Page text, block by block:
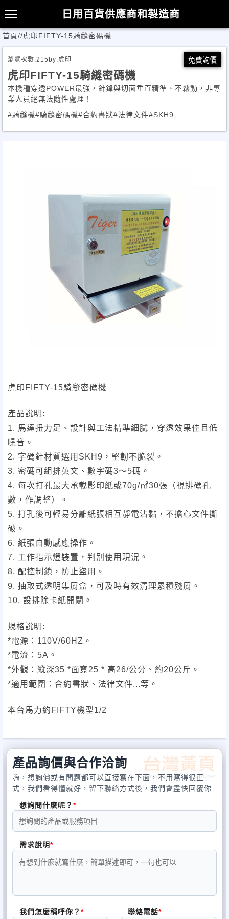
日用百貨供應商和製造商
首頁//虎印FIFTY-15騎縫密碼機
瀏覽次數:215 by:虎印 免費詢價
虎印FIFTY-15騎縫密碼機
本機種穿透POWER最強，針鋒與切面垂直精準、不鬆動，非專
業人員絕無法隨性處理！
#騎縫機#騎縫密碼機#合約書狀#法律文件#SKH9
虎印FIFTY-15騎縫密碼機
產品說明:
1. 馬達扭力足、設計與工法精準細膩，穿透效果佳且低
噪音。
2. 字碼針材質選用SKH9，堅韌不脆裂。
3. 密碼可組排英文、數字碼3～5碼。
4. 每次打孔最大承載影印紙或70g/㎡30張（視排碼孔
數，作調整）。
5. 打孔後可輕易分離紙張相互靜電沾黏，不擔心文件撕
破。
6. 紙張自動感應操作。
7. 工作指示燈裝置，判別使用現況。
8. 配控制鎖，防止盜用。
9. 抽取式透明集屑盒，可及時有效清理累積殘屑。
10. 設排除卡紙開關。
規格說明:
*電源：110V/60HZ。
*電流：5A。
*外觀：縱深35 *面寬25 * 高26/公分、約20公斤。
*適用範圍：合約書狀、法律文件...等。
本台馬力約FIFTY機型1/2
產品詢價與合作洽詢
嗨，想詢價或有問題都可以直接寫在下面，不用寫得很正
式，我們看得懂就好，留下聯絡方式後，我們會盡快回覆你
想詢問什麼呢？
需求說明
我們怎麼稱呼你？ 聯絡電話